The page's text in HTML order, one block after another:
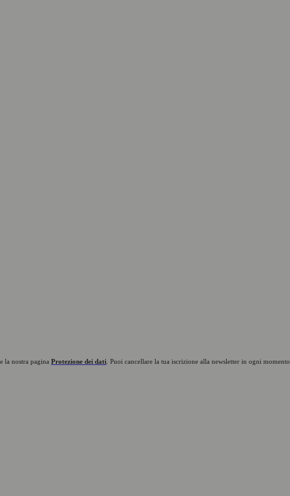
la nostra pagina Protezione dei dati . Puoi cancellare la tua iscrizione alla newsletter in ogni momento.